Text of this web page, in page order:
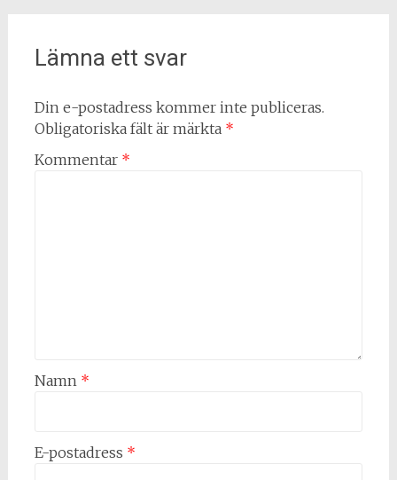
Lämna ett svar
Din e-postadress kommer inte publiceras.
Obligatoriska fält är märkta *
Kommentar *
Namn *
E-postadress *